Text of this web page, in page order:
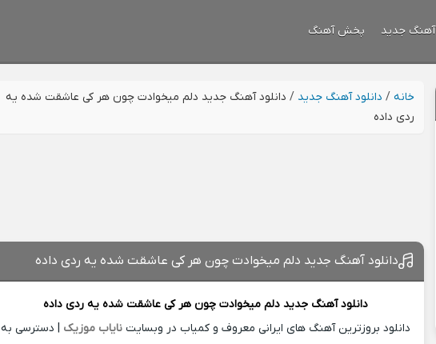
آهنگ جدید پخش آهنگ
خانه / دانلود آهنگ جدید / دانلود آهنگ جدید دلم میخوادت چون هر کی عاشقت شده یه
ردی داده
دانلود آهنگ جدید دلم میخوادت چون هر کی عاشقت شده یه ردی داده
دانلود آهنگ جدید دلم میخوادت چون هر کی عاشقت شده یه ردی داده
دانلود بروزترین آهنگ های ایرانی معروف و کمیاب در وبسایتنایاب موزیک | دسترسی به